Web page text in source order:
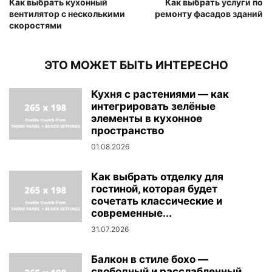
Как выбрать кухонный
вентилятор с несколькими
скоростями
Как выбрать услуги по
ремонту фасадов зданий
ЭТО МОЖЕТ БЫТЬ ИНТЕРЕСНО
Кухня с растениями — как
интегрировать зелёные
элементы в кухонное
пространство
01.08.2026
Как выбрать отделку для
гостиной, которая будет
сочетать классические и
современные...
31.07.2026
Балкон в стиле бохо —